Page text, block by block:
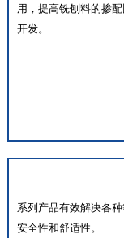
用，提高铣刨料的掺
开发。
系列产品有效解决各
安全性和舒适性。